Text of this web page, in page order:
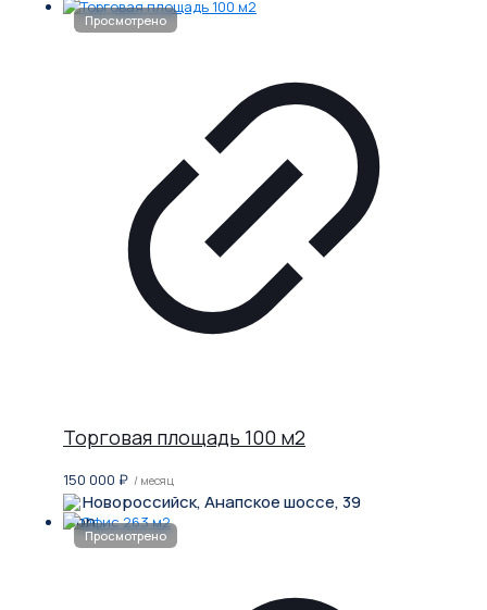
Торговая площадь 100 м2
150 000 ₽ / месяц
Новороссийск, Анапское шоссе, 39